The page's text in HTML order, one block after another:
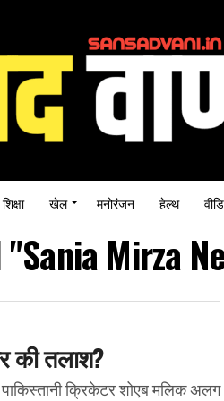
शिक्षा खेल मनोरंजन हेल्थ
Mirza
की तलाश?
क्रिकेटर शोएब मलिक अलग